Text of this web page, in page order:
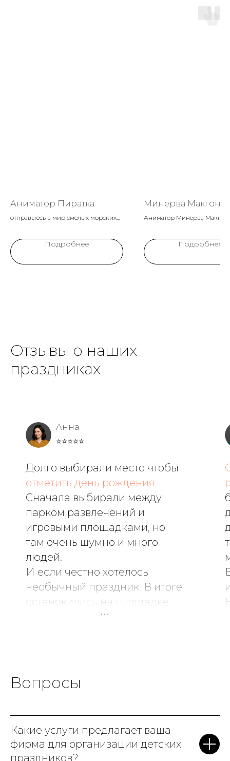
Аниматор Пиратка
отправьтесь в мир смелых морских
искателей приключений.
Подробнее
Минерва
Аниматор Минерва
профессорши Хогвартса,
юных волшебников
превращений и
Подробнее
Отзывы о наших
праздниках
Анна
⭐⭐⭐⭐⭐
Долго выбирали место чтобы
отметить день рождения
Сначала выбирали между
парком развлечений и
игровыми площадками, но
там очень шумно и много
людей.
И если честно хотелось
необычный праздник. В итоге
остановились на площадке
Game Diving и ни капли не
Гарри Поттером, и это было
артефакты, говорящая шляпа
и даже битва с Волан-де-
Вопросы
Какие услуги предлагает ваша
фирма для организации детских
праздников?